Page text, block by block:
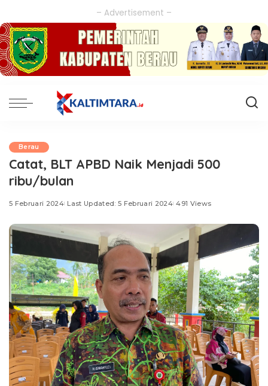
– Advertisement –
Berau
Catat, BLT APBD Naik Menjadi 500
ribu/bulan
5 Februari 2024 Last Updated: 5 Februari 2024 491 Views